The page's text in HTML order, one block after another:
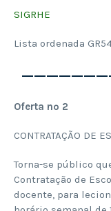
SIGRHE
Lista ordenada
Oferta nº 2
CONTRATAÇÃO DE
Torna-se público
Contratação de
docente, para